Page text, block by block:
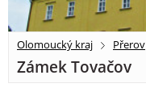
Olomoucký kraj Přerov
Zámek Tovačov